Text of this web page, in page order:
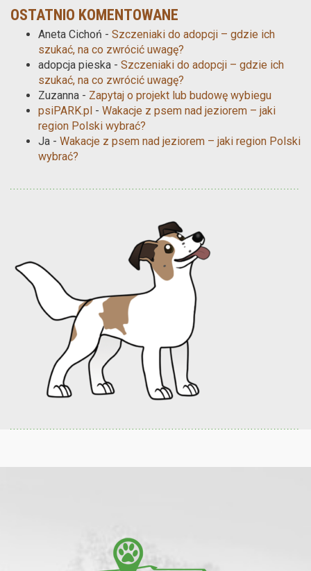
OSTATNIO KOMENTOWANE
Aneta Cichoń - Szczeniaki do adopcji – gdzie ich
szukać, na co zwrócić uwagę?
adopcja pieska - Szczeniaki do adopcji – gdzie ich
szukać, na co zwrócić uwagę?
Zuzanna - Zapytaj o projekt lub budowę wybiegu
psiPARK.pl - Wakacje z psem nad jeziorem – jaki
region Polski wybrać?
Ja - Wakacje z psem nad jeziorem – jaki region Polski
wybrać?